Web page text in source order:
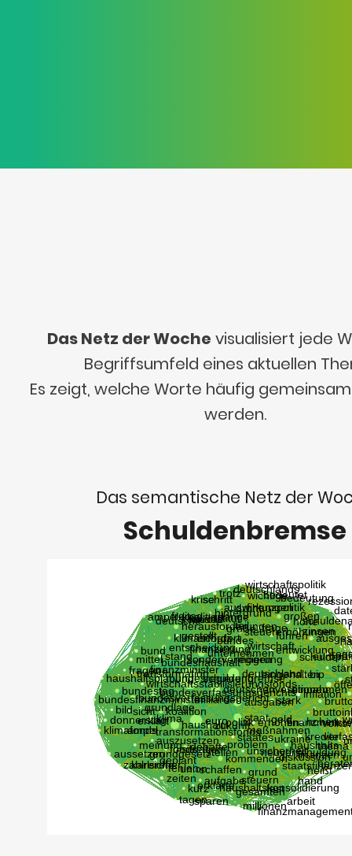
Das Netz der Woche visualisiert jede
Begriffsumfeld eines aktuellen
Es zeigt, welche Worte häufig
werden.
Das semantische Netz der
Schuldenbremse